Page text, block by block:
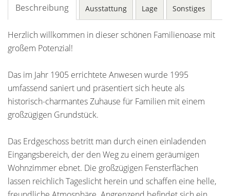
Beschreibung Ausstattung Lage Sonstiges
Herzlich willkommen in dieser schönen Familienoase mit
großem Potenzial!
Das im Jahr 1905 errichtete Anwesen wurde 1995
umfassend saniert und präsentiert sich heute als
historisch-charmantes Zuhause für Familien mit einem
großzügigen Grundstück.
Das Erdgeschoss betritt man durch einen einladenden
Eingangsbereich, der den Weg zu einem geräumigen
Wohnzimmer ebnet. Die großzügigen Fensterflächen
lassen reichlich Tageslicht herein und schaffen eine helle,